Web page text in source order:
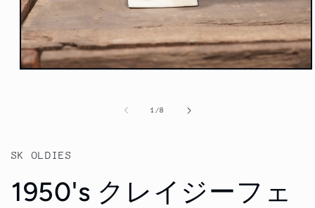
デ
(1)
を
1 /の
8
SK OLDIES
1950's クレイジーフェ